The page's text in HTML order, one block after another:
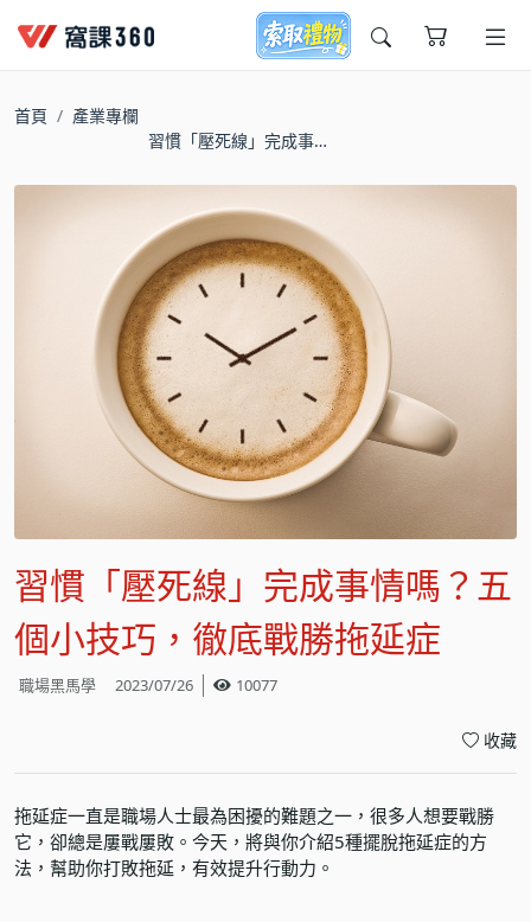
今天想要學什麼?
窩課推薦給您
首頁
產業專欄
習慣「壓死線」完成事
底戰勝拖延症
習慣「壓死線」完成事情嗎？五
個小技巧，徹底戰勝拖延症
職場黑馬學 2023/07/26 10077
收藏
拖延症一直是職場人士最為困擾的難題之一，很多人想要戰勝
它，卻總是屢戰屢敗。今天，將與你介紹5種擺脫拖延症的方
法，幫助你打敗拖延，有效提升行動力。